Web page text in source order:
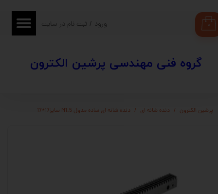
​​گروه فنی مهندسی پرشین الکترون
۰ ورود / ثبت نام در سایت
حساب کاربری من
سفارشات
پرشین الکترون دنده شانه ای دنده شانه ای ساده مدول M1.5 سایز17*17